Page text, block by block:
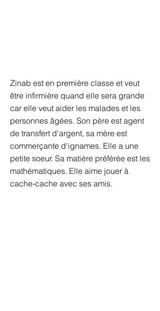
Zinab est en première classe et veut
être infirmière quand elle sera grande
car elle veut aider les malades et les
personnes âgées. Son père est agent
de transfert d'argent, sa mère est
commerçante d'ignames. Elle a une
petite soeur. Sa matière préférée est les
mathématiques. Elle aime jouer à
cache-cache avec ses amis.